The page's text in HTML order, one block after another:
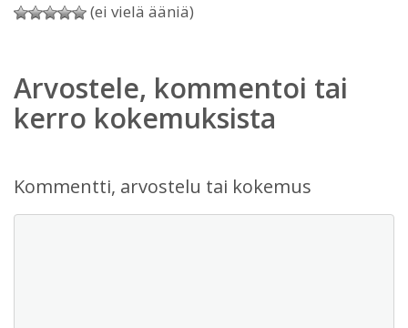
(ei vielä ääniä)
Arvostele, kommentoi tai
kerro kokemuksista
Kommentti, arvostelu tai kokemus